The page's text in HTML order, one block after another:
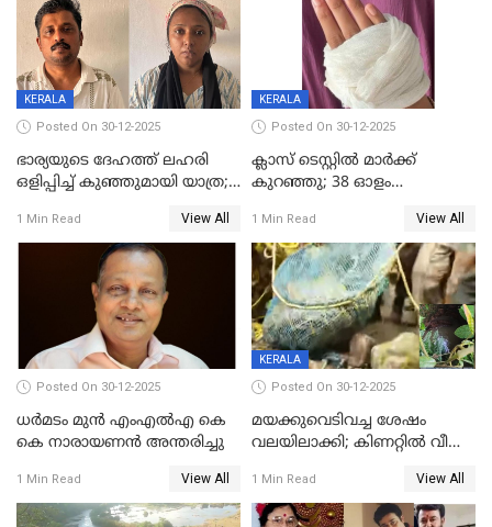
KERALA
Posted On 30-12-2025
ഭാര്യയുടെ ദേഹത്ത് ലഹരി
ഒളിപ്പിച്ച് കുഞ്ഞുമായി യാത്ര;
പിടികൂടി പൊലീസ്
1 Min Read View All
KERALA
Posted On 30-12-2025
ക്ലാസ് ടെസ്റ്റിൽ മാർക്ക്
കുറഞ്ഞു; 38 ഓളം
സെന്ററിലെ അധ്യാപകന്‍
മർദിച്ചതായി പരാതി
1 Min Read View All
Posted On 30-12-2025
ധർമടം മുൻ എംഎല്‍എ കെ
കെ നാരായണന്‍ അന്തരിച്ചു
1 Min Read View All
KERALA
Posted On 30-12-2025
മയക്കുവെടിവച്ച ശേഷം
വലയിലാക്കി; കിണറ്റിൽ വീണ
1 Min Read View All